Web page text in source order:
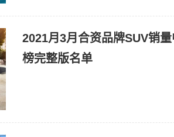
2021月3月合资品牌SUV销
榜完整版名单